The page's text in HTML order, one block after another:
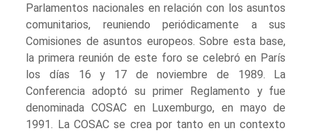
Parlamentos nacionales en relación con los asuntos
comunitarios, reuniendo periódicamente a sus
Comisiones de asuntos europeos. Sobre esta base,
la primera reunión de este foro se celebró en París
los días 16 y 17 de noviembre de 1989. La
Conferencia adoptó su primer Reglamento y fue
denominada COSAC en Luxemburgo, en mayo de
1991. La COSAC se crea por tanto en un contexto